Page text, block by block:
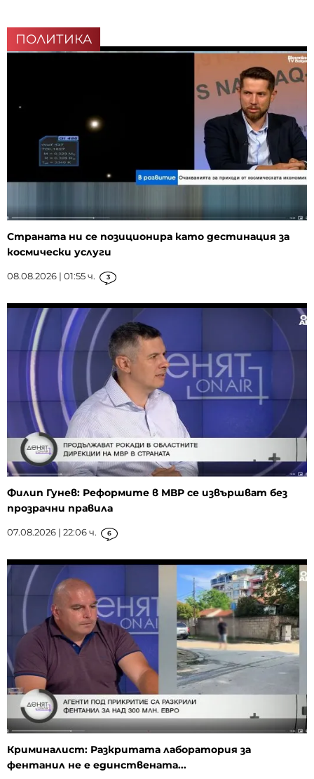
ПОЛИТИКА
Страната ни се позиционира като дестинация за
космически услуги
08.08.2026 | 01:55 ч. 3
Филип Гунев: Реформите в МВР се извършват без
прозрачни правила
07.08.2026 | 22:06 ч. 6
Криминалист: Разкритата лаборатория за
фентанил не е единствената...